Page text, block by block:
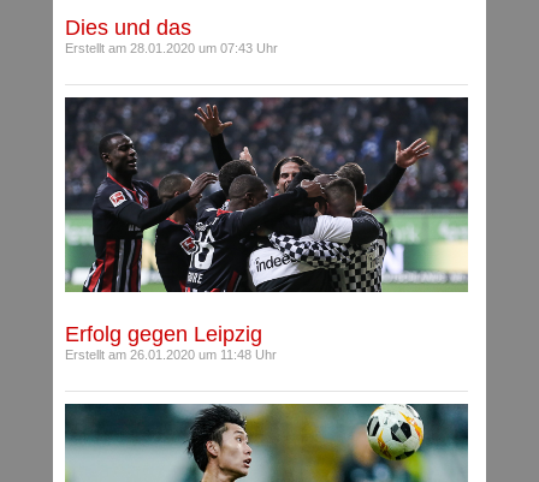
Dies und das
Erstellt am 28.01.2020 um 07:43 Uhr
Erfolg gegen Leipzig
Erstellt am 26.01.2020 um 11:48 Uhr